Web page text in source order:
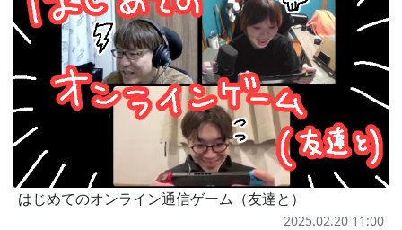
はじめてのオンライン通信ゲーム（友達と）
2025.02.20 11:00